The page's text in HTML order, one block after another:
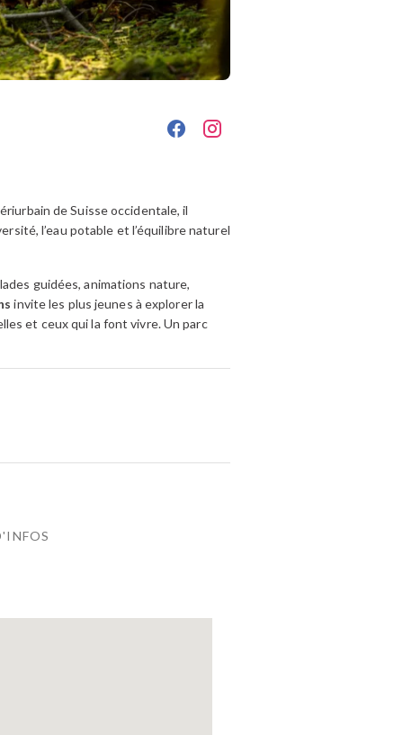
de Suisse occidentale, il
l’eau potable et l’équilibre naturel
guidées, animations nature,
invite les plus jeunes à explorer la
et ceux qui la font vivre. Un parc